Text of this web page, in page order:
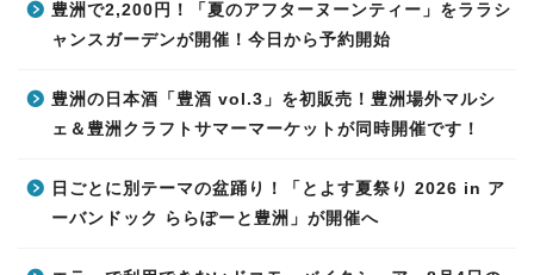
豊洲で2,200円！「夏のアフターヌーンティー」をララシ
ャンスガーデンが開催！今日から予約開始
豊洲の日本酒「豊酒 vol.3」を初販売！豊洲場外マルシ
ェ＆豊洲クラフトサマーマーケットが同時開催です！
日ごとに別テーマの盆踊り！「とよす夏祭り 2026 in ア
ーバンドック ららぽーと豊洲」が開催へ